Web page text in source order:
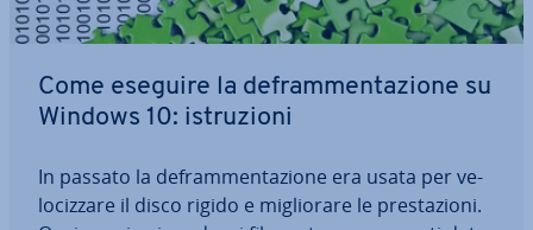
Come eseguire la de­fram­men­ta­zio­ne su
Windows 10: istru­zio­ni
In passato la de­fram­men­ta­zio­ne era usata per ve­
lo­ciz­za­re il disco rigido e mi­glio­ra­re le pre­sta­zio­ni.